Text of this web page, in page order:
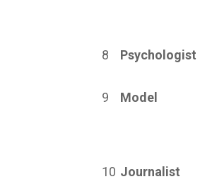
8
Psychologist
9
Model
10 Journalist